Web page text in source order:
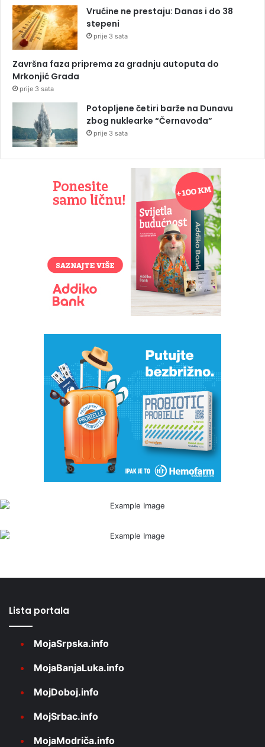
Vrućine ne prestaju: Danas i do 38
stepeni
prije 3 sata
Završna faza priprema za gradnju autoputa do
Mrkonjić Grada
prije 3 sata
Potopljene četiri barže na Dunavu
zbog nuklearke “Černavoda”
prije 3 sata
Lista portala
MojaSrpska.info
MojaBanjaLuka.info
MojDoboj.info
MojSrbac.info
MojaModriča.info